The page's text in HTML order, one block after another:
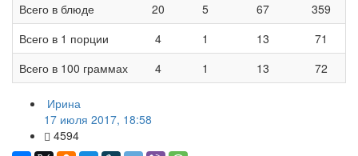
Всего в блюде
20 5 67
359
Всего в 1 порции
4 1 13
71
Всего в 100 граммах
4 1 13 72
Ирина
17 июля 2017, 18:58
4594